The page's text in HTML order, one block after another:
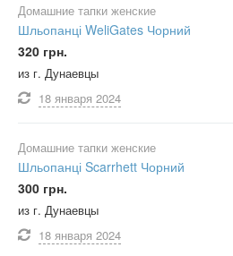
Домашние тапки женские
Шльопанці WeliGates Чорний
320 грн.
из г. Дунаевцы
18 января 2024
Домашние тапки женские
Шльопанці Scarrhett Чорний
300 грн.
из г. Дунаевцы
18 января 2024